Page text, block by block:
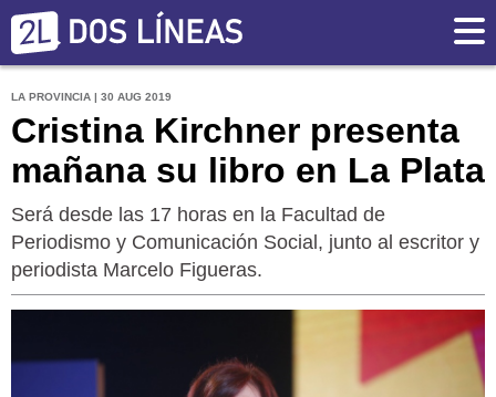
LA PROVINCIA | 30 AUG 2019
Cristina Kirchner presenta
mañana su libro en La Plata
Será desde las 17 horas en la Facultad de
Periodismo y Comunicación Social, junto al escritor y
periodista Marcelo Figueras.